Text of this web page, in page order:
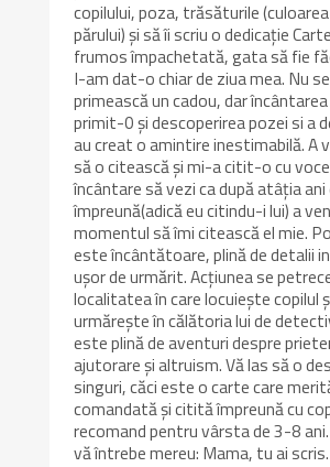
copilului, poza, trăsăturile
părului) și să îi scriu o dedicație
frumos împachetată, gata să fie
I-am dat-o chiar de ziua mea. Nu
primească un cadou, dar
primit-0 și descoperirea pozei si a
au creat o amintire inestimabilă. A
să o citească și mi-a citit-o cu
încântare să vezi ca după atâția
împreună(adică eu citindu-i lui) a
momentul să îmi citească el mie.
este încântătoare, plină de detalii
ușor de urmărit. Acțiunea se
localitatea în care locuiește copilul
urmărește în călătoria lui de
este plină de aventuri despre
ajutorare și altruism. Vă las să o
singuri, căci este o carte care
comandată și citită împreună cu
recomand pentru vârsta de 3-8
vă întrebe mereu: Mama, tu ai